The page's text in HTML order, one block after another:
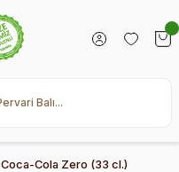
Coca-Cola Zero (33 cl.)